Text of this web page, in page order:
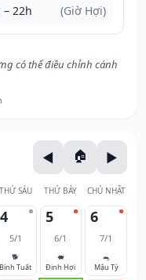
– 22h (Giờ Hợi)
có thể điều chỉnh cánh
THỨ SÁU THỨ BẢY CHỦ NHẬT
4
5/1
🐕
Bính Tuất
5
6/1
🐖
Đinh Hợi
6
7/1
🐀
Mậu Tý